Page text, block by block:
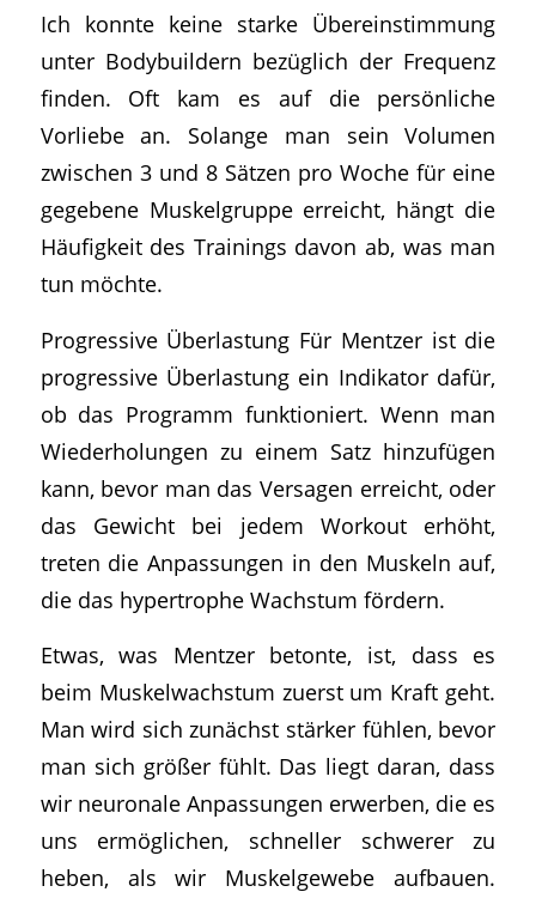
Ich konnte keine starke Übereinstimmung
unter Bodybuildern bezüglich der Frequenz
finden. Oft kam es auf die persönliche
Vorliebe an. Solange man sein Volumen
zwischen 3 und 8 Sätzen pro Woche für eine
gegebene Muskelgruppe erreicht, hängt die
Häufigkeit des Trainings davon ab, was man
tun möchte.
Progressive Überlastung Für Mentzer ist die
progressive Überlastung ein Indikator dafür,
ob das Programm funktioniert. Wenn man
Wiederholungen zu einem Satz hinzufügen
kann, bevor man das Versagen erreicht, oder
das Gewicht bei jedem Workout erhöht,
treten die Anpassungen in den Muskeln auf,
die das hypertrophe Wachstum fördern.
Etwas, was Mentzer betonte, ist, dass es
beim Muskelwachstum zuerst um Kraft geht.
Man wird sich zunächst stärker fühlen, bevor
man sich größer fühlt. Das liegt daran, dass
wir neuronale Anpassungen erwerben, die es
uns ermöglichen, schneller schwerer zu
heben, als wir Muskelgewebe aufbauen.